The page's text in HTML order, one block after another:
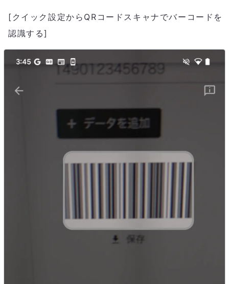
[クイック設定からQRコードスキャナでバーコードを
認識する]